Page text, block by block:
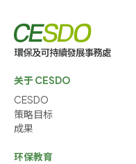
关于 CESDO
CESDO
策略目标
成果
环保教育